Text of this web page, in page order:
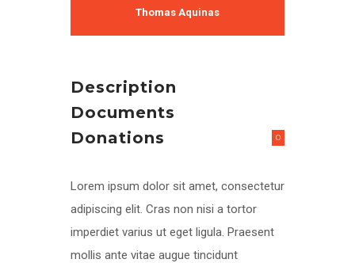
Thomas Aquinas
Description
Documents
Donations
0
Lorem ipsum dolor sit amet, consectetur
adipiscing elit. Cras non nisi a tortor
imperdiet varius ut eget ligula. Praesent
mollis ante vitae augue tincidunt